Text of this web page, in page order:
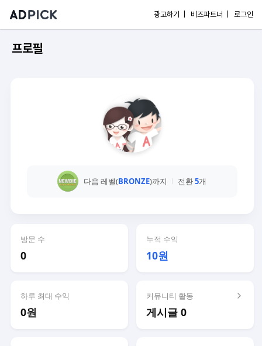
광고하기 | 비즈파트너 | 로그인
프로필
다음 레벨(BRONZE)까지 전환5개
방문 수
0
누적 수익
10원
하루 최대 수익
0원
커뮤니티 활동
게시글 0